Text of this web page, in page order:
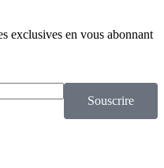
exclusives en vous abonnant
Souscrire